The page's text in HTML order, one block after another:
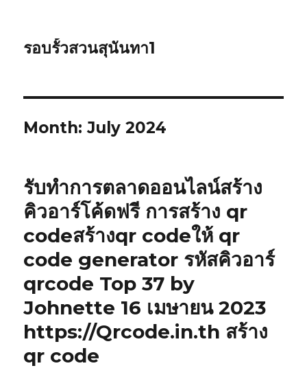
รอบรั้วสวนสุนันทา1
Month: July 2024
รับทำการตลาดออนไลน์สร้าง
คิวอาร์โค้ดฟรี การสร้าง qr
codeสร้างqr codeให้ qr
code generator รหัสคิวอาร์
qrcode Top 37 by
Johnette 16 เมษายน 2023
https://Qrcode.in.th สร้าง
qr code